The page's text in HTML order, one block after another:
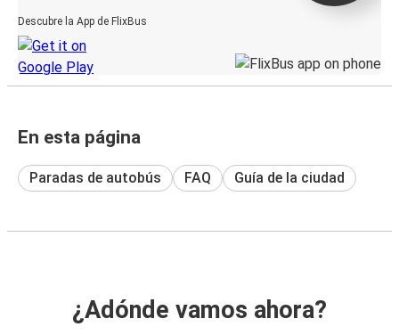
Descubre la App de FlixBus
En esta página
Paradas de autobús FAQ Guía de la ciudad
¿Adónde vamos ahora?